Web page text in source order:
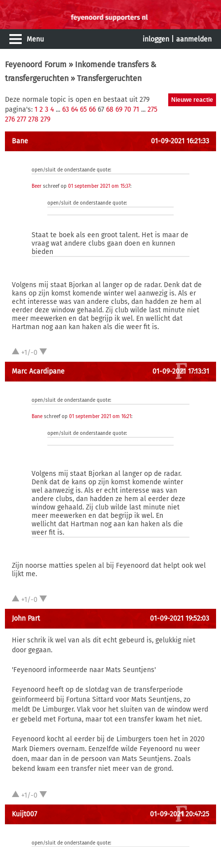
Menu inloggen aanmelden
Feyenoord Forum » Inkomende transfers &
transfergeruchten » Transfergeruchten
Deze normale topic is open en bestaat uit 279
pagina's: 1 2 3 4 ... 63 64 65 66 67 68 69 70 71 ... 275
276 277 278 279
Bane 01-09-2021 16:21:33
open/sluit de onderstaande quote:
Beer schreef op 01 september 2021 om 15:37:
open/sluit de onderstaande quote:
Staat te boek als een groot talent. Het is maar de
vraag wat andere clubs gaan doen en kunnen
bieden
Volgens mij staat Bjorkan al langer op de radar. Denk dat de
kans op zijn komst komende winter wel aanwezig is. Als er
echt interesse was van andere clubs, dan hadden ze hem al
eerder deze window gehaald. Zij club wilde last minute niet
meer meewerken en dat begrijp ik wel. En wellicht dat
Hartman nog aan kan haken als die weer fit is.
+1/-0
Marc Acardipane 01-09-2021 17:13:31
open/sluit de onderstaande quote:
Bane schreef op 01 september 2021 om 16:21:
open/sluit de onderstaande quote:
Volgens mij staat Bjorkan al langer op de radar.
Denk dat de kans op zijn komst komende winter
wel aanwezig is. Als er echt interesse was van
andere clubs, dan hadden ze hem al eerder deze
window gehaald. Zij club wilde last minute niet
meer meewerken en dat begrijp ik wel. En
wellicht dat Hartman nog aan kan haken als die
weer fit is.
Zijn noorse matties spelen al bij Feyenoord dat helpt ook wel
lijkt me.
+1/-0
John Part 01-09-2021 19:52:03
Hier schrik ik wel van als dit echt gebeurd is, gelukkig niet
door gegaan.
'Feyenoord informeerde naar Mats Seuntjens'
Feyenoord heeft op de slotdag van de transferperiode
geïnformeerd bij Fortuna Sittard voor Mats Seuntjens, zo
meldt De Limburger. Vlak voor het sluiten van de window werd
er gebeld met Fortuna, maar tot een transfer kwam het niet.
Feyenoord kocht al eerder bij de Limburgers toen het in 2020
Mark Diemers overnam. Eenzelfde wilde Feyenoord nu weer
doen, maar dan in de persoon van Mats Seuntjens. Zoals
bekend kwam een transfer niet meer van de grond.
+1/-0
Kuijt007 01-09-2021 20:47:25
open/sluit de onderstaande quote: